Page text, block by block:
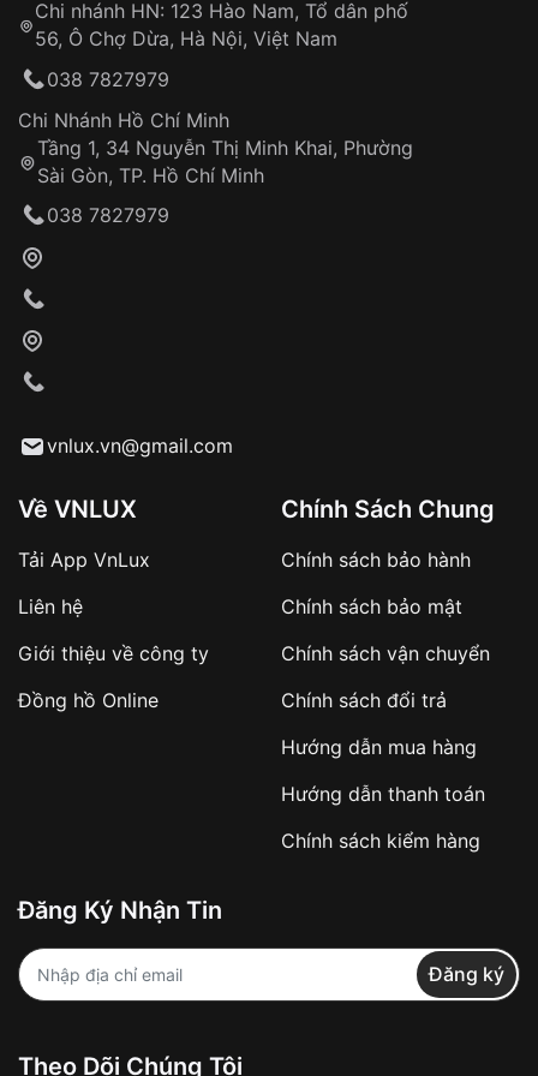
Từ khóa SEO:
Khách hàng kiểm tra và thanh toán trực tiếp
Từ khóa SEO:
sản phẩm đặc biệt
hàng
Số tiền còn lại thanh toán khi nhận hàng hoặc
✔️ Đảm bảo xử lý đơn hàng nhanh chóng
✔️ Hạn chế tình trạng hủy đơn không mong
Từ khóa SEO:
Khách hàng được
Đảm bảo quyền lợi khách hàng
Đồng hành cùng khách hàng trong suốt quá
trình sử dụng
Chi nhánh HN: 123 Hào Nam, Tổ dân phố
56, Ô Chợ Dừa, Hà Nội, Việt Nam
038 7827979
Chi Nhánh Hồ Chí Minh
Tầng 1, 34 Nguyễn Thị Minh Khai, Phường
Sài Gòn, TP. Hồ Chí Minh
038 7827979
vnlux.vn@gmail.com
Về VNLUX
Tải App VnLux
Liên hệ
Giới thiệu về công ty
Đồng hồ Online
Chính Sách Chung
Chính sách bảo hành
Chính sách bảo mật
Chính sách vận chuyển
Chính sách đổi trả
Hướng dẫn mua hàng
Hướng dẫn thanh toán
Chính sách kiểm hàng
Đăng Ký Nhận Tin
Đăng ký
Theo Dõi Chúng Tôi